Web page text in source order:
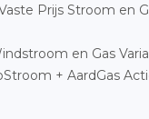
Prijs Stroom en
en Gas
+ AardGas